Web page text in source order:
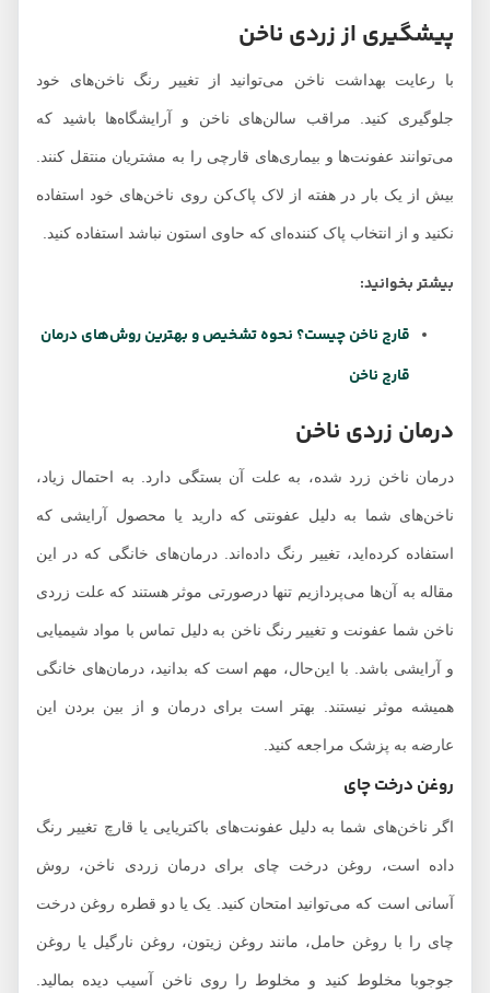
پیشگیری از زردی ناخن
با رعایت بهداشت ناخن می‌توانید از تغییر رنگ ناخن‌های خود
جلوگیری کنید. مراقب سالن‌های ناخن و آرایشگاه‌ها باشید که
می‌توانند عفونت‌ها و بیماری‌های قارچی را به مشتریان منتقل کنند.
بیش از یک بار در هفته از لاک پاک‌کن روی ناخن‌های خود استفاده
نکنید و از انتخاب پاک کننده‌ای که حاوی استون نباشد استفاده کنید.
بیشتر بخوانید:
قارچ ناخن چیست؟ نحوه تشخیص و بهترین روش‌های درمان
قارچ ناخن
درمان زردی ناخن
درمان ناخن زرد شده، به علت آن بستگی دارد. به احتمال زیاد،
ناخن‌های شما به دلیل عفونتی که دارید یا محصول آرایشی که
استفاده کرده‌اید، تغییر رنگ داده‌اند. درمان‌های خانگی که در این
مقاله به آن‌ها می‌پردازیم تنها درصورتی موثر هستند که علت زردی
ناخن شما عفونت و تغییر رنگ ناخن به دلیل تماس با مواد شیمیایی
و آرایشی باشد. با این‌حال، مهم است که بدانید، درمان‌های خانگی
همیشه موثر نیستند. بهتر است برای درمان و از بین بردن این
عارضه به پزشک مراجعه کنید.
روغن درخت چای
اگر ناخن‌های شما به دلیل عفونت‌های باکتریایی یا قارچ تغییر رنگ
داده است، روغن درخت چای برای درمان زردی ناخن، روش
آسانی است که می‌توانید امتحان کنید. یک یا دو قطره روغن درخت
چای را با روغن حامل، مانند روغن زیتون، روغن نارگیل یا روغن
جوجوبا مخلوط کنید و مخلوط را روی ناخن آسیب دیده بمالید.